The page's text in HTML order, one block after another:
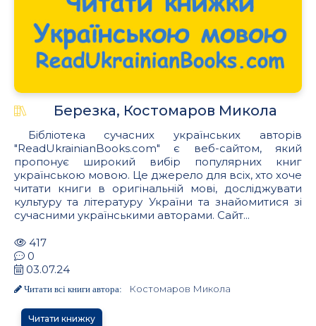
Березка, Костомаров Микола
Бібліотека сучасних українських авторів
"ReadUkrainianBooks.com" є веб-сайтом, який
пропонує широкий вибір популярних книг
українською мовою. Це джерело для всіх, хто хоче
читати книги в оригінальній мові, досліджувати
культуру та літературу України та знайомитися зі
сучасними українськими авторами. Сайт...
417
0
03.07.24
Читати всі книги автора: Костомаров Микола
Читати книжку